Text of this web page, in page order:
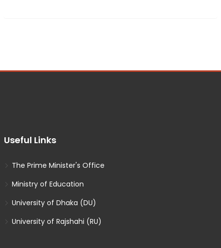
Useful Links
The Prime Minister's Office
Ministry of Education
University of Dhaka (DU)
University of Rajshahi (RU)